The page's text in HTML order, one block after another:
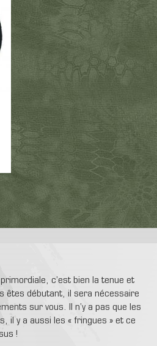
c’est bien la tenue et
êtes débutant, il sera nécessaire
sur vous. Il n’y a pas que les
il y a aussi les « fringues » et ce
!